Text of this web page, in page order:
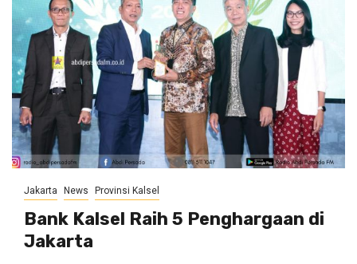
Jakarta News Provinsi Kalsel
Bank Kalsel Raih 5 Penghargaan di
Jakarta